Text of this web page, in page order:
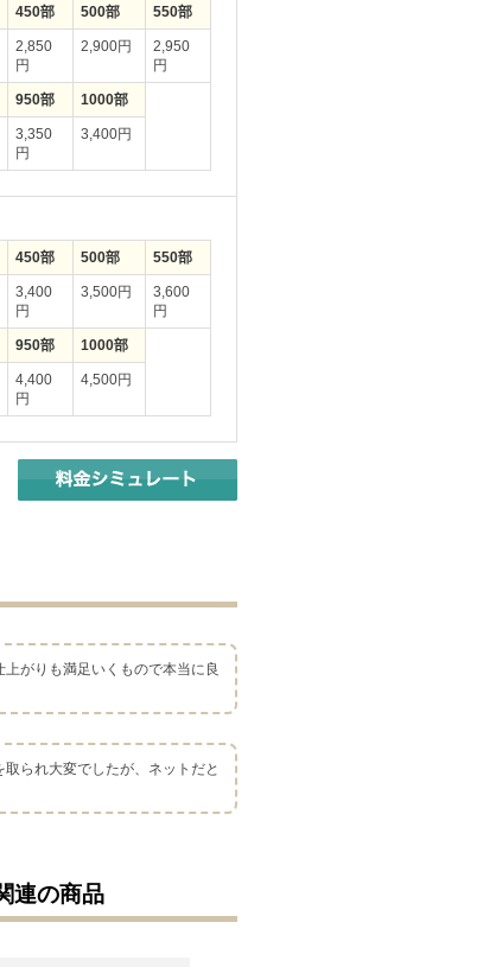
450部 500部 550部
2,850
円
2,900円
2,950
円
950部 1000部
3,350
円
3,400円
450部 500部 550部
3,400
円
3,500円
3,600
円
950部 1000部
4,400
円
4,500円
がりも満足いくもので本当に良
られ大変でしたが、ネットだと
連の商品